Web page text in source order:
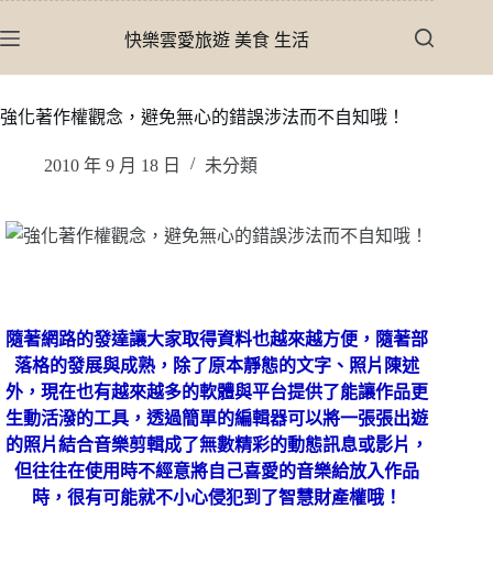
至
內
快樂雲愛旅遊 美食 生活
強化著作權觀念，避免無心的錯誤涉法而不自知哦！
2010 年 9 月 18 日 未分類
隨著網路的發達讓大家取得資料也越來越方便，隨著部
落格的發展與成熟，除了原本靜態的文字、照片陳述
外，現在也有越來越多的軟體與平台提供了能讓作品更
生動活潑的工具，透過簡單的編輯器可以將一張張出遊
的照片結合音樂剪輯成了無數精彩的動態訊息或影片，
但往往在使用時不經意將自己喜愛的音樂給放入作品
時，很有可能就不小心侵犯到了智慧財產權哦！